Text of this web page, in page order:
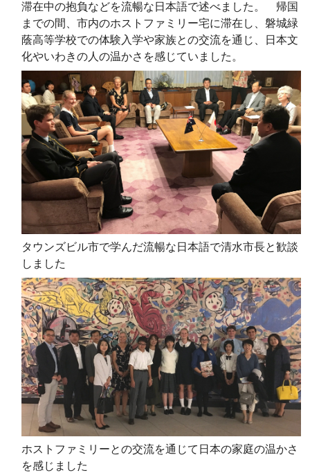
滞在中の抱負などを流暢な日本語で述べました。 帰国
までの間、市内のホストファミリー宅に滞在し、磐城緑
蔭高等学校での体験入学や家族との交流を通じ、日本文
化やいわきの人の温かさを感じていました。
タウンズビル市で学んだ流暢な日本語で清水市長と歓談
しました
ホストファミリーとの交流を通じて日本の家庭の温かさ
を感じました